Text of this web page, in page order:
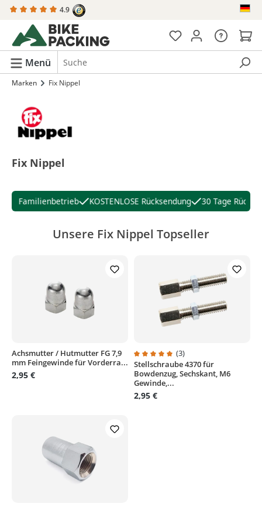
springen 4.9
Menü
Marken Fix Nippel
Fix Nippel
Familienbetrieb KOSTENLOSE Rücksendung 30 Tage
Unsere Fix Nippel Topseller
Achsmutter / Hutmutter FG 7,9
mm Feingewinde für Vorderra...
2,95 €
Durchschnittliche Bewertung
(3)
Stellschraube 4370 für
Bowdenzug, Sechskant, M6
Gewinde,...
2,95 €